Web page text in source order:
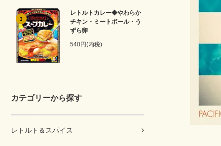
3
レトルトカレー◆やわらか
チキン・ミートボール・う
ずら卵
540円(内税)
カテゴリーから探す
レトルト＆スパイス